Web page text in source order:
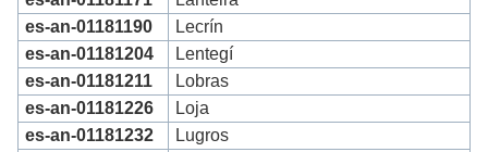
es-an-01181190
Lecrín
es-an-01181204
Lentegí
es-an-01181211
Lobras
es-an-01181226
Loja
es-an-01181232
Lugros